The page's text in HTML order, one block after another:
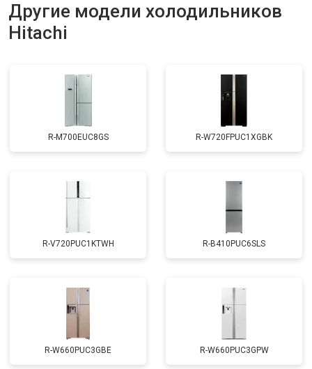
Замена нагревателя испарителя от 2550 ₽ Заказать
Замена нагревателя оттайки
Устранение утечки хладагента от 1900 ₽
Другие модели холодильников
Hitachi
R-M700EUC8GS R-W720FPUC1XGBK
R-V720PUC1KTWH R-B410PUC6SLS
R-W660PUC3GBE R-W660PUC3GPW